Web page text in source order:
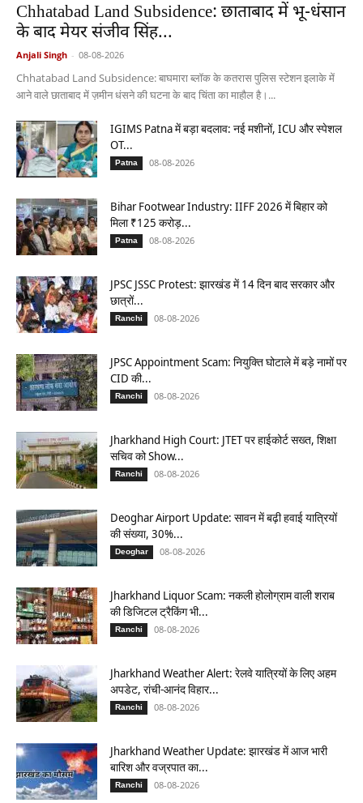
Chhatabad Land Subsidence: छाताबाद में भू-धंसान
के बाद मेयर संजीव सिंह...
Anjali Singh - 08-08-2026
Chhatabad Land Subsidence: बाघमारा ब्लॉक के कतरास पुलिस स्टेशन इलाके में
आने वाले छाताबाद में ज़मीन धंसने की घटना के बाद चिंता का माहौल है।...
IGIMS Patna में बड़ा बदलाव: नई मशीनों, ICU और स्पेशल
OT...
Patna 08-08-2026
Bihar Footwear Industry: IIFF 2026 में बिहार को
मिला ₹125 करोड़...
Patna 08-08-2026
JPSC JSSC Protest: झारखंड में 14 दिन बाद सरकार और
छात्रों...
Ranchi 08-08-2026
JPSC Appointment Scam: नियुक्ति घोटाले में बड़े नामों पर
CID की...
Ranchi 08-08-2026
Jharkhand High Court: JTET पर हाईकोर्ट सख्त, शिक्षा
सचिव को Show...
Ranchi 08-08-2026
Deoghar Airport Update: सावन में बढ़ी हवाई यात्रियों
की संख्या, 30%...
Deoghar 08-08-2026
Jharkhand Liquor Scam: नकली होलोग्राम वाली शराब
की डिजिटल ट्रैकिंग भी...
Ranchi 08-08-2026
Jharkhand Weather Alert: रेलवे यात्रियों के लिए अहम
अपडेट, रांची-आनंद विहार...
Ranchi 08-08-2026
Jharkhand Weather Update: झारखंड में आज भारी
बारिश और वज्रपात का...
Ranchi 08-08-2026